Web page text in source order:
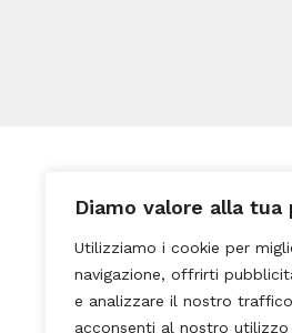
Diamo valore alla tua
Utilizziamo i cookie per
navigazione, offrirti
e analizzare il nostro
acconsenti al nostro utilizzo